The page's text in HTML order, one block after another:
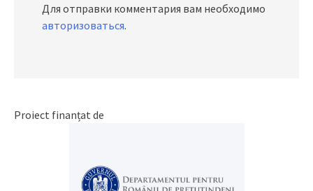
Для отправки комментария вам необходимо
авторизоваться.
Proiect finanțat de